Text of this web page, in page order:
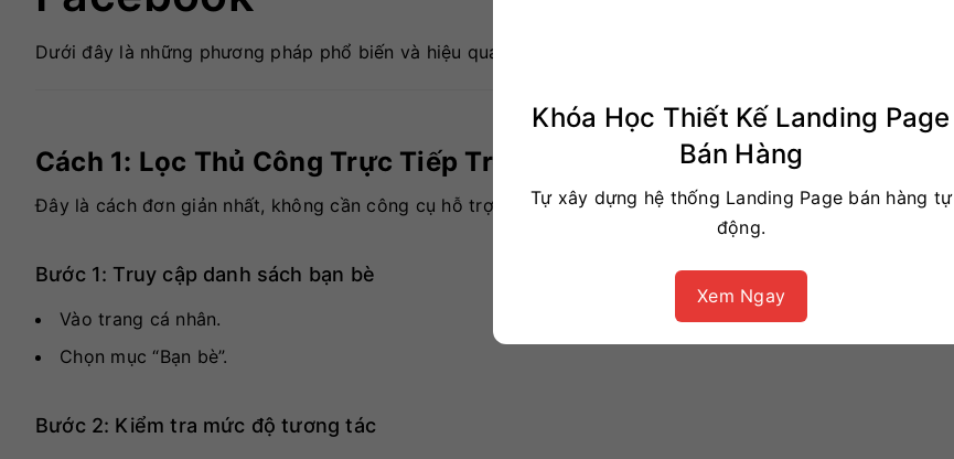
Dưới đây là những phương pháp phổ biến và hiệu quả.
Cách 1: Lọc Thủ Công Trực Tiếp Trên Facebook
Đây là cách đơn giản nhất, không cần công cụ hỗ trợ.
Bước 1: Truy cập danh sách bạn bè
Vào trang cá nhân.
Chọn mục “Bạn bè”.
Bước 2: Kiểm tra mức độ tương tác
Khóa Học Thiết Kế Landing Page
Bán Hàng
Tự xây dựng hệ thống Landing Page bán hàng tự
động.
Xem Ngay